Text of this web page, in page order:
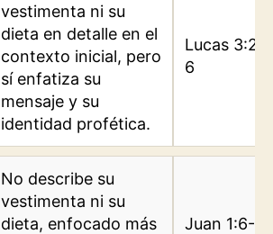
vestimenta ni su
dieta en detalle en el
contexto inicial, pero
sí enfatiza su
mensaje y su
identidad profética.
Lucas 3:2-
6
No describe su
vestimenta ni su
dieta, enfocado más
Juan 1:6-8,